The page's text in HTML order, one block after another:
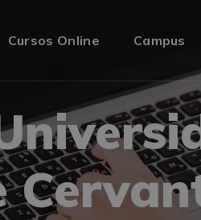
Cursos Online Campus